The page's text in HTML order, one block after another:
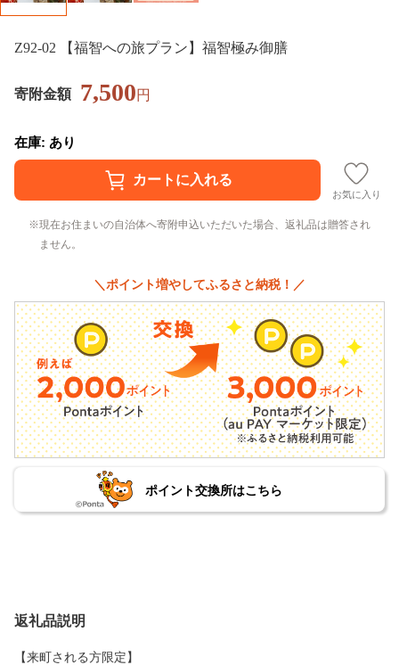
Z92-02 【福智への旅プラン】福智極み御膳
寄附金額 7,500円
在庫: あり
お気に入り
現在お住まいの自治体へ寄附申込いただいた場合、返礼品は贈答され
ません。
＼ポイント増やしてふるさと納税！／
ポイント交換所はこちら
返礼品説明
【来町される方限定】